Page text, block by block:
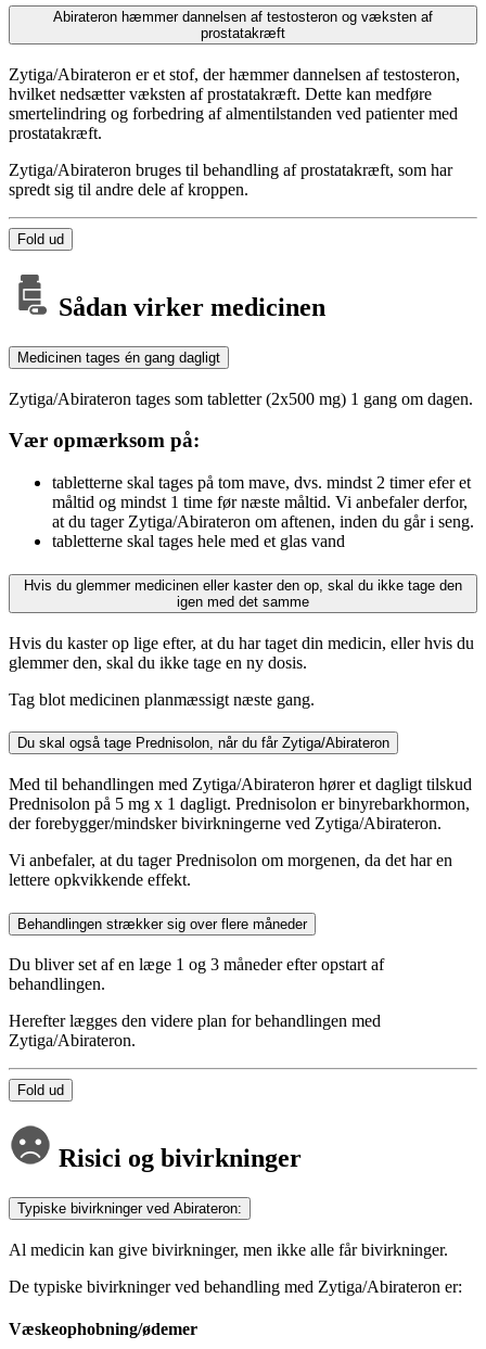
Abirateron hæmmer dannelsen af testosteron og væksten af
prostatakræft
Zytiga/Abirateron er et stof, der hæmmer dannelsen af testosteron,
hvilket nedsætter væksten af prostatakræft. Dette kan medføre
smertelindring og forbedring af almentilstanden ved patienter med
prostatakræft.
Zytiga/Abirateron bruges til behandling af prostatakræft, som har
spredt sig til andre dele af kroppen.
Fold ud
Sådan virker medicinen
Medicinen tages én gang dagligt
Zytiga/Abirateron tages som tabletter (2x500 mg) 1 gang om dagen.
Vær opmærksom på:
tabletterne skal tages på tom mave, dvs. mindst 2 timer efer et
måltid og mindst 1 time før næste måltid. Vi anbefaler derfor,
at du tager Zytiga/Abirateron om aftenen, inden du går i seng.
tabletterne skal tages hele med et glas vand
Hvis du glemmer medicinen eller kaster den op, skal du ikke tage den
igen med det samme
Hvis du kaster op lige efter, at du har taget din medicin, eller hvis du
glemmer den, skal du ikke tage en ny dosis.
Tag blot medicinen planmæssigt næste gang.
Du skal også tage Prednisolon, når du får Zytiga/Abirateron
Med til behandlingen med Zytiga/Abirateron hører et dagligt tilskud
Prednisolon på 5 mg x 1 dagligt. Prednisolon er binyrebarkhormon,
der forebygger/mindsker bivirkningerne ved Zytiga/Abirateron.
Vi anbefaler, at du tager Prednisolon om morgenen, da det har en
lettere opkvikkende effekt.
Behandlingen strækker sig over flere måneder
Du bliver set af en læge 1 og 3 måneder efter opstart af
behandlingen.
Herefter lægges den videre plan for behandlingen med
Zytiga/Abirateron.
Fold ud
Risici og bivirkninger
Typiske bivirkninger ved Abirateron:
Al medicin kan give bivirkninger, men ikke alle får bivirkninger.
De typiske bivirkninger ved behandling med Zytiga/Abirateron er:
Væskeophobning/ødemer